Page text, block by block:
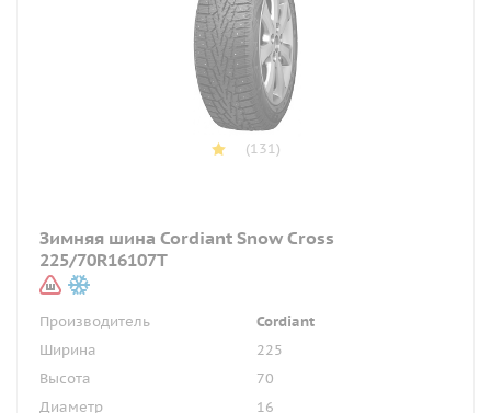
(131)
Зимняя шина Cordiant Snow Cross
225/70R16107T
Производитель
Cordiant
Ширина
225
Высота
70
Диаметр
16